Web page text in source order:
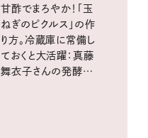
甘酢でまろやか！「玉
ねぎのピクルス」の作
り方。冷蔵庫に常備し
ておくと大活躍：真藤
舞衣子さんの発酵と